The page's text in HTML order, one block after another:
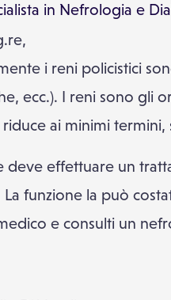
in Nefrologia e
i reni policistici
ecc.). I reni sono gli
ai minimi
deve effettuare un
La funzione la può
e consulti un